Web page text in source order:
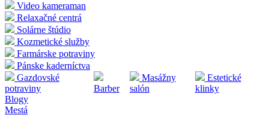
Video kameraman
Relaxačné centrá
Solárne štúdio
Kozmetické služby
Farmárske potraviny
Pánske kaderníctva
Gazdovské
potraviny
Barber
Masážny
salón
Estetické
klinky
Blogy
Mestá